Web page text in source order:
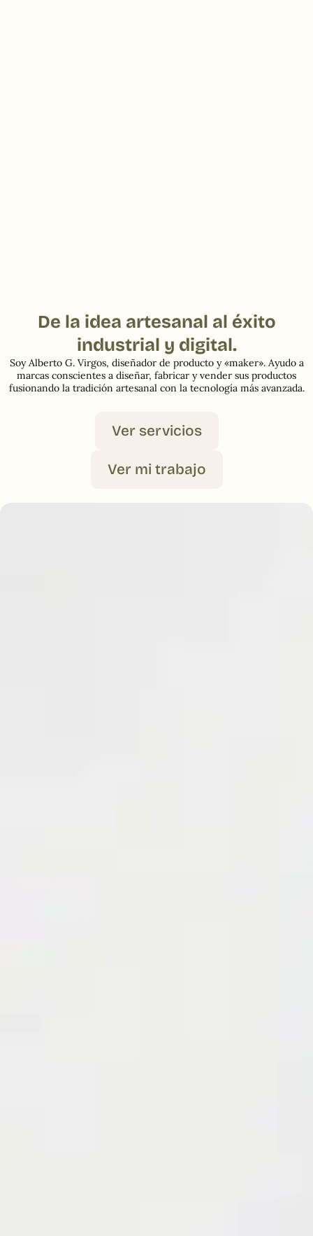
De la idea artesanal al éxito
industrial y digital.
Soy Alberto G. Virgos, diseñador de producto y «maker». Ayudo a
marcas conscientes a diseñar, fabricar y vender sus productos
fusionando la tradición artesanal con la tecnología más avanzada.
Ver servicios
Ver mi trabajo